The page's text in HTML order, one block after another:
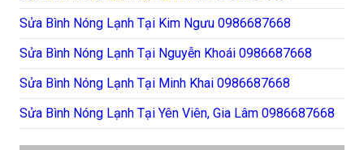
Sửa Bình Nóng Lạnh Tại Kim Ngưu 0986687668
Sửa Bình Nóng Lạnh Tại Nguyễn Khoái 0986687668
Sửa Bình Nóng Lạnh Tại Minh Khai 0986687668
Sửa Bình Nóng Lạnh Tại Yên Viên, Gia Lâm 0986687668